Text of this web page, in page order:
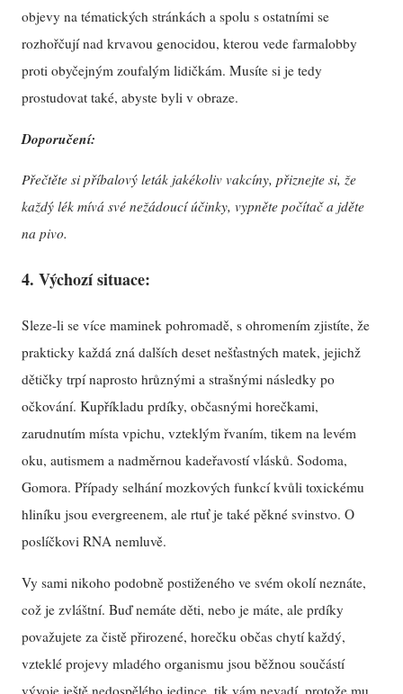
objevy na tématických stránkách a spolu s ostatními se
rozhořčují nad krvavou genocidou, kterou vede farmalobby
proti obyčejným zoufalým lidičkám. Musíte si je tedy
prostudovat také, abyste byli v obraze.
Doporučení:
Přečtěte si příbalový leták jakékoliv vakcíny, přiznejte si, že
každý lék mívá své nežádoucí účinky, vypněte počítač a jděte
na pivo.
4. Výchozí situace:
Sleze-li se více maminek pohromadě, s ohromením zjistíte, že
prakticky každá zná dalších deset nešťastných matek, jejichž
dětičky trpí naprosto hrůznými a strašnými následky po
očkování. Kupříkladu prdíky, občasnými horečkami,
zarudnutím místa vpichu, vzteklým řvaním, tikem na levém
oku, autismem a nadměrnou kadeřavostí vlásků. Sodoma,
Gomora. Případy selhání mozkových funkcí kvůli toxickému
hliníku jsou evergreenem, ale rtuť je také pěkné svinstvo. O
poslíčkovi RNA nemluvě.
Vy sami nikoho podobně postiženého ve svém okolí neznáte,
což je zvláštní. Buď nemáte děti, nebo je máte, ale prdíky
považujete za čistě přirozené, horečku občas chytí každý,
vzteklé projevy mladého organismu jsou běžnou součástí
vývoje ještě nedospělého jedince, tik vám nevadí, protože mu